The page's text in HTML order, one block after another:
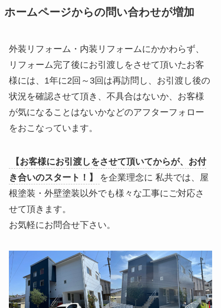
ホームページからの問い合わせが増加
外装リフォーム・内装リフォームにかかわらず、
リフォーム完了後にお引渡しをさせて頂いたお客
様には、1年に2回～3回は再訪問し、お引渡し後の
状況を確認させて頂き、不具合はないか、お客様
が気になることはないかなどのアフターフォロー
をおこなっています。
【お客様にお引渡しをさせて頂いてからが、お付
き合いのスタート！】
を企業理念に 私共では、屋
根塗装・外壁塗装以外でも様々な工事にご対応さ
せて頂きます。
お気軽にお問合せ下さい。